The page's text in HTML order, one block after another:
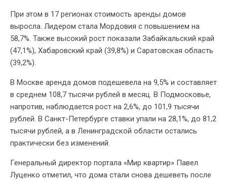
При этом в 17 регионах стоимость аренды домов
выросла. Лидером стала Мордовия с повышением на
58,7%. Также высокий рост показали Забайкальский край
(47,1%), Хабаровский край (39,8%) и Саратовская область
(39,2%).
В Москве аренда домов подешевела на 9,5% и составляет
в среднем 108,7 тысячи рублей в месяц. В Подмосковье,
напротив, наблюдается рост на 2,6%, до 101,9 тысячи
рублей. В Санкт-Петербурге ставки упали на 28,1%, до 81,2
тысячи рублей, а в Ленинградской области остались
практически без изменений.
Генеральный директор портала «Мир квартир» Павел
Луценко отметил, что дома стали снова дешеветь после